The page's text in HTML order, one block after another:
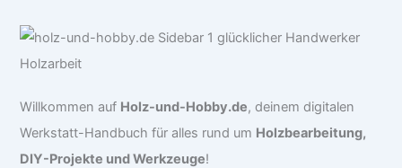
Willkommen auf Holz-und-Hobby.de, deinem digitalen
Werkstatt-Handbuch für alles rund um Holzbearbeitung,
DIY-Projekte und Werkzeuge!